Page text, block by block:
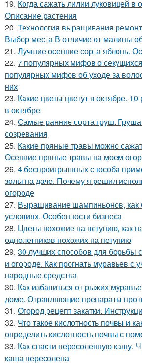
19. Когда сажать лилии луковицей в
Описание растения
20. Технология выращивания
Выбор места В отличие от малины
21. Лучшие осенние сорта яблонь.
22. 7 популярных мифов о
популярных мифов об уходе за
них
23. Какие цветы цветут в октябре.
в октябре
24. Самые ранние сорта груш. Груша
созревания
25. Какие пряные травы можно
Осенние пряные травы на моем
26. 4 беспроигрышных способа
золы на даче. Почему я решил
огороде
27. Выращивание шампиньонов, как
условиях. Особенности бизнеса
28. Цветы похожие на петунию, как
однолетников похожих на петунию
29. 30 лучших способов для борьбы
и огороде. Как прогнать муравьев с
народные средства
30. Как избавиться от рыжих
доме. Отравляющие препараты
31. Огород рецепт закатки.
32. Что такое кислотность почвы и
определить кислотность почвы с
33. Как спасти пересоленную кашу.
каша пересолена